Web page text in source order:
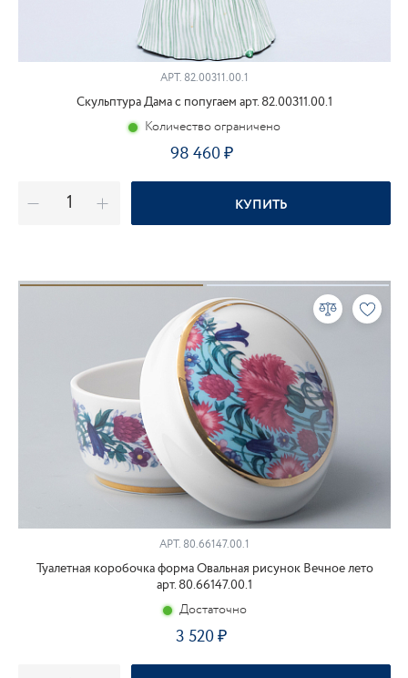
АРТ. 82.00311.00.1
Скульптура Дама с попугаем арт. 82.00311.00.1
Количество ограничено
98 460
КУПИТЬ
АРТ. 80.66147.00.1
Туалетная коробочка форма Овальная рисунок Вечное лето
арт. 80.66147.00.1
Достаточно
3 520